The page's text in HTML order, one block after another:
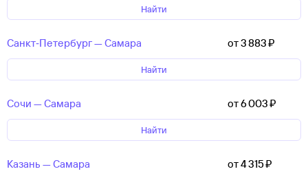
Найти
Санкт‑Петербург — Самара от 3 ⁠883 ⁠₽
Найти
Сочи — Самара от 6 ⁠003 ⁠₽
Найти
Казань — Самара от 4 ⁠315 ⁠₽